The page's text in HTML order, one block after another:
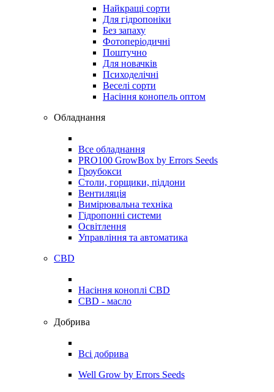
Найкращі сорти
Для гідропоніки
Без запаху
Фотоперіодичні
Поштучно
Для новачків
Психоделічні
Веселі сорти
Насіння конопель оптом
Обладнання
Все обладнання
PRO100 GrowBox by Errors Seeds
Гроубокси
Столи, горщики, піддони
Вентиляція
Вимірювальна техніка
Гідропонні системи
Освітлення
Управління та автоматика
CBD
Насіння коноплі CBD
CBD - масло
Добрива
Всі добрива
Well Grow by Errors Seeds